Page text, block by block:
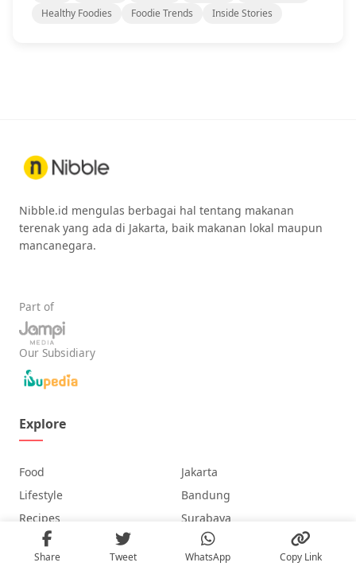
Healthy Foodies
Foodie Trends Inside Stories
Share Tweet WhatsApp Copy Link
Nibble.id mengulas berbagai hal tentang makanan
terenak yang ada di Jakarta, baik makanan lokal maupun
mancanegara.
Part of
Our Subsidiary
Explore
Food
Lifestyle
Recipes
Reviews
Populer
Jakarta
Bandung
Surabaya
Foodie Trends